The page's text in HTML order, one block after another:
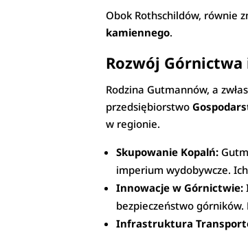
Obok Rothschildów, równie
kamiennego.
Rozwój Górnictwa
Rodzina Gutmannów, a
przedsiębiorstwo
w regionie.
Skupowanie Kopalń:
imperium wydobywcze.
Innowacje w Górnictwie:
bezpieczeństwo górników.
Infrastruktura